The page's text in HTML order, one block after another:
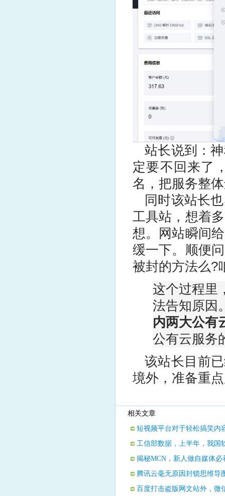
站长说到：
定要不回来了
名，把服务整
同时该站长
工具站，想着
想。网站瞬间
缓一下。顺便
被封的方法么?
这个过程里
法告知原因
内两大公有
公有云服务
该站长目前
境外，准备重
相关文章
短视频平台对于轻松搞笑内
工信部数据，上半年，我国
揭秘MCN，新人做自媒体
腾讯云毫无原因封锁思维导
百度打击盗版网文站外，微